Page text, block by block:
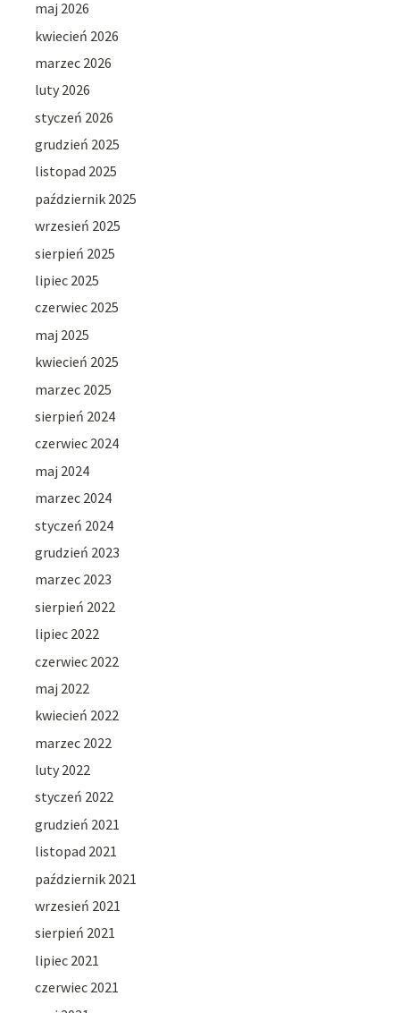
maj 2026
kwiecień 2026
marzec 2026
luty 2026
styczeń 2026
grudzień 2025
listopad 2025
październik 2025
wrzesień 2025
sierpień 2025
lipiec 2025
czerwiec 2025
maj 2025
kwiecień 2025
marzec 2025
sierpień 2024
czerwiec 2024
maj 2024
marzec 2024
styczeń 2024
grudzień 2023
marzec 2023
sierpień 2022
lipiec 2022
czerwiec 2022
maj 2022
kwiecień 2022
marzec 2022
luty 2022
styczeń 2022
grudzień 2021
listopad 2021
październik 2021
wrzesień 2021
sierpień 2021
lipiec 2021
czerwiec 2021